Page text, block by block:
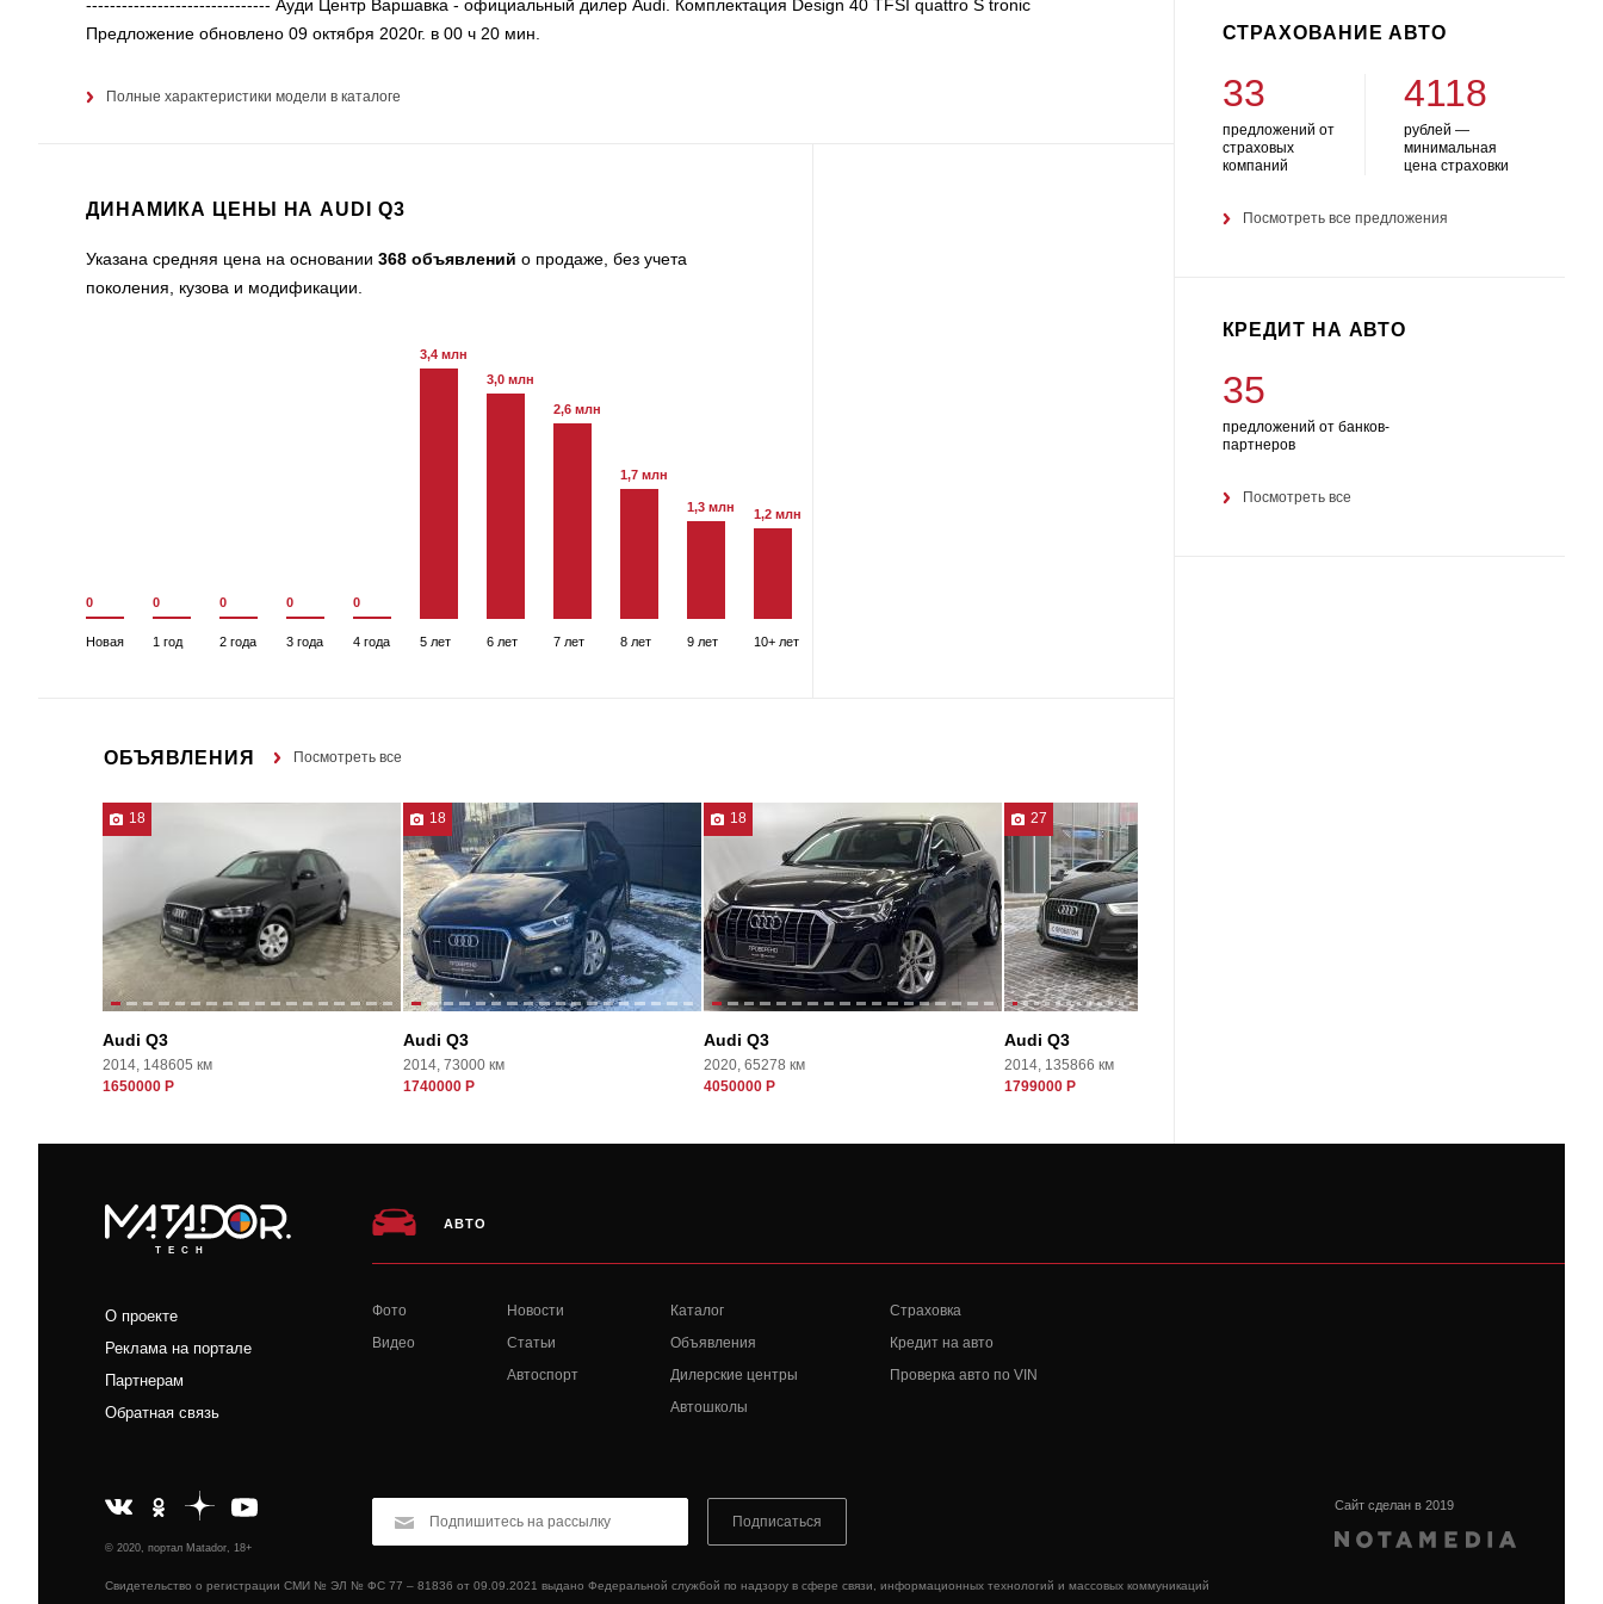
------------------------------- Ауди Центр Варшавка - официальный дилер Audi. Комплектация Design 40 TFSI quattro S tronic
Предложение обновлено 09 октября 2020г. в 00 ч 20 мин.
Полные характеристики модели в каталоге
ДИНАМИКА ЦЕНЫ НА AUDI Q3
Указана средняя цена на основании 368 объявлений о продаже, без учета
поколения, кузова и модификации.
0
Новая
0
1 год
0
2 года
0
3 года
0
4 года
3,4 млн
5 лет
3,0 млн
6 лет
2,6 млн
7 лет
1,7 млн
8 лет
1,3 млн
9 лет
1,2 млн
10+ лет
ОБЪЯВЛЕНИЯ Посмотреть все
18
Audi Q3
2014, 148605 км
1650000 Р
18
Audi Q3
2014, 73000 км
1740000 Р
18
Audi Q3
2020, 65278 км
4050000 Р
27
Audi Q3
2014, 135866 км
1799000 Р
СТРАХОВАНИЕ АВТО
33
предложений от
страховых
компаний
4118
рублей —
минимальная
цена страховки
Посмотреть все предложения
КРЕДИТ НА АВТО
35
предложений от банков-
партнеров
Посмотреть все
TECH
О проекте
Реклама на портале
Партнерам
Обратная связь
АВТО
Фото
Видео
Новости
Статьи
Автоспорт
Каталог
Объявления
Дилерские центры
Автошколы
Страховка
Кредит на авто
Проверка авто по VIN
© 2020, портал Matador, 18+
Свидетельство о регистрации СМИ № ЭЛ № ФС 77 – 81836 от 09.09.2021 выдано Федеральной службой по надзору в сфере связи, информационных технологий и массовых коммуникаций
Подписаться
Сайт сделан в 2019